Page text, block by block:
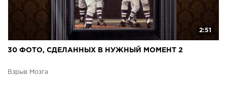
2:51
30 ФОТО, СДЕЛАННЫХ В НУЖНЫЙ МОМЕНТ 2
Взрыв Мозга